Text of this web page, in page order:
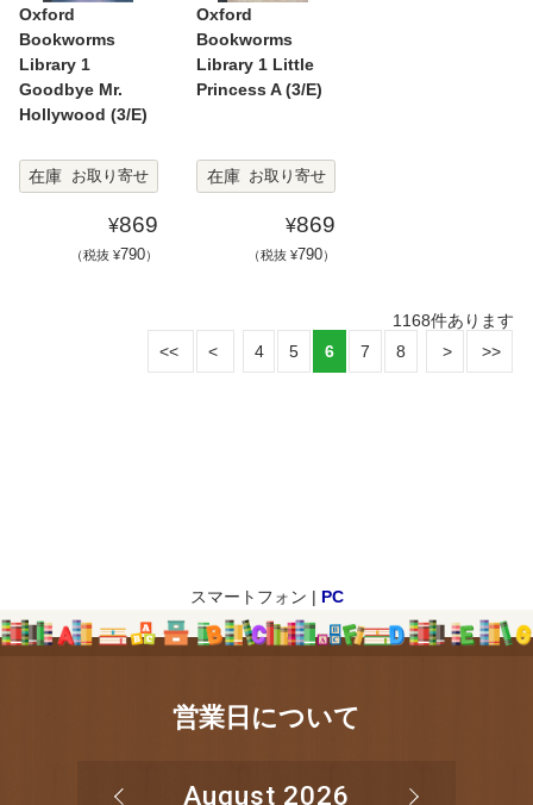
Oxford
Bookworms
Library 1
Goodbye Mr.
Hollywood (3/E)
在庫 お取り寄せ
¥869
（税抜 ¥790）
Oxford
Bookworms
Library 1 Little
Princess A (3/E)
在庫 お取り寄せ
¥869
（税抜 ¥790）
1168件あります
4
5 6 7 8
スマートフォン | PC
営業日について
August 2026